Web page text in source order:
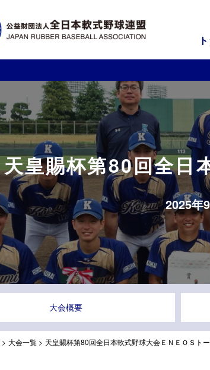
天皇賜杯第80回全日
2025年
大会概要
> 大会一覧 > 天皇賜杯第80回全日本軟式野球大会ＥＮＥＯＳト